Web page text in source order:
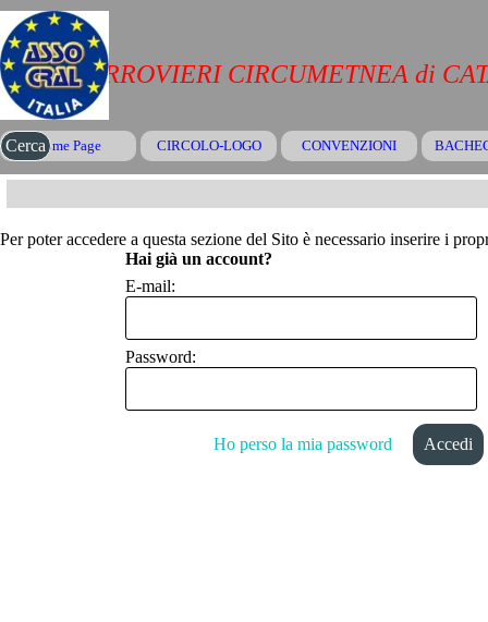
Vai ai contenuti
Salta menù
Home Page CIRCOLO-LOGO ▼
CONVENZIONI
CRAL FERROVIERI CIRCUMETNEA di
Cerca
Per poter accedere a questa sezione del Sito è necessario inserire i
Hai già un account?
E-mail:
Password:
Ho perso la mia password